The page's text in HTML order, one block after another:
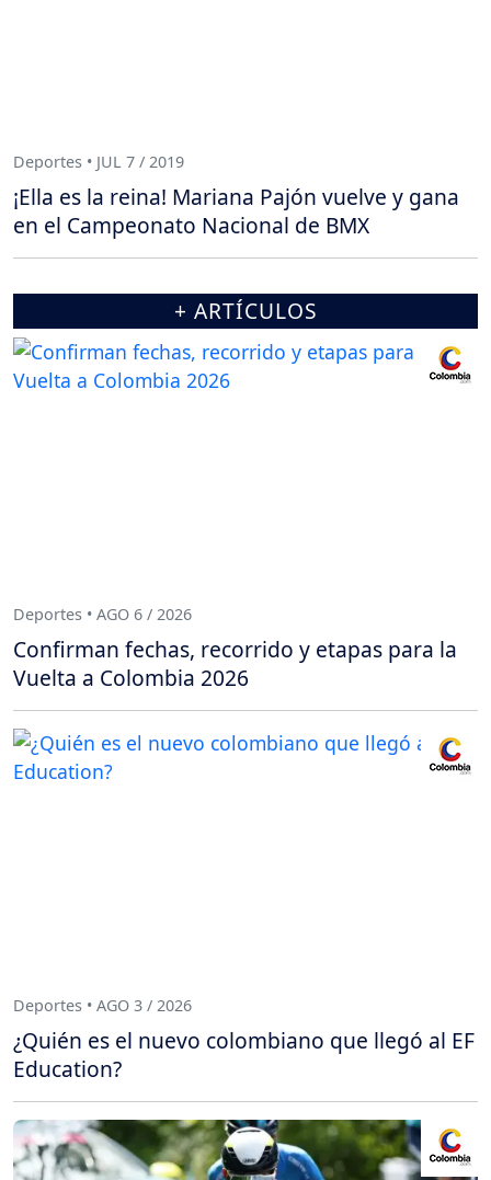
Deportes • JUL 7 / 2019
¡Ella es la reina! Mariana Pajón vuelve y gana
en el Campeonato Nacional de BMX
+ ARTÍCULOS
Deportes • AGO 6 / 2026
Confirman fechas, recorrido y etapas para la
Vuelta a Colombia 2026
Deportes • AGO 3 / 2026
¿Quién es el nuevo colombiano que llegó al EF
Education?